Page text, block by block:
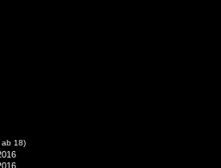
ab 18)